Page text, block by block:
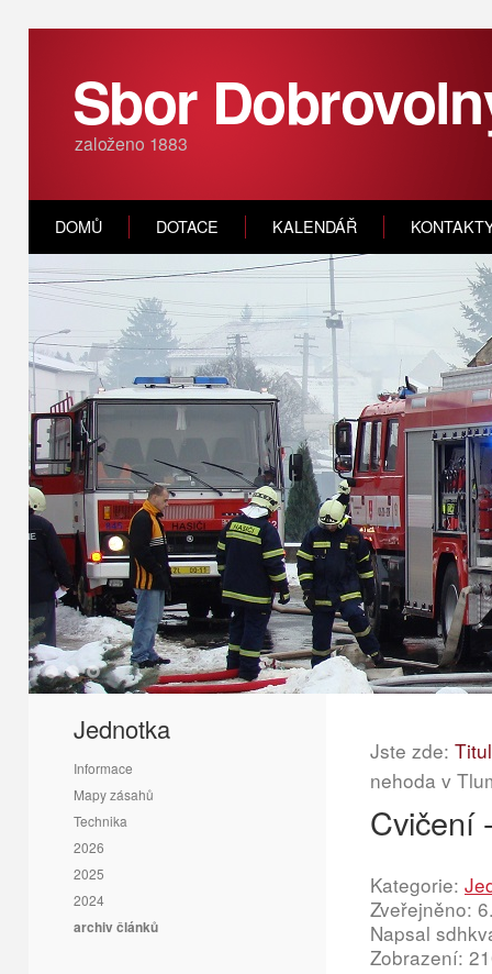
Sbor
založeno 1883
DOMŮ DOTACE KALENDÁŘ
1 2 3
Jednotka
Informace
Mapy zásahů
Technika
2026
2025
2024
archiv článků
Jste zde:
nehoda v
Cvičení
Kategorie:
Zveřejněno:
Napsal
Zobrazení: